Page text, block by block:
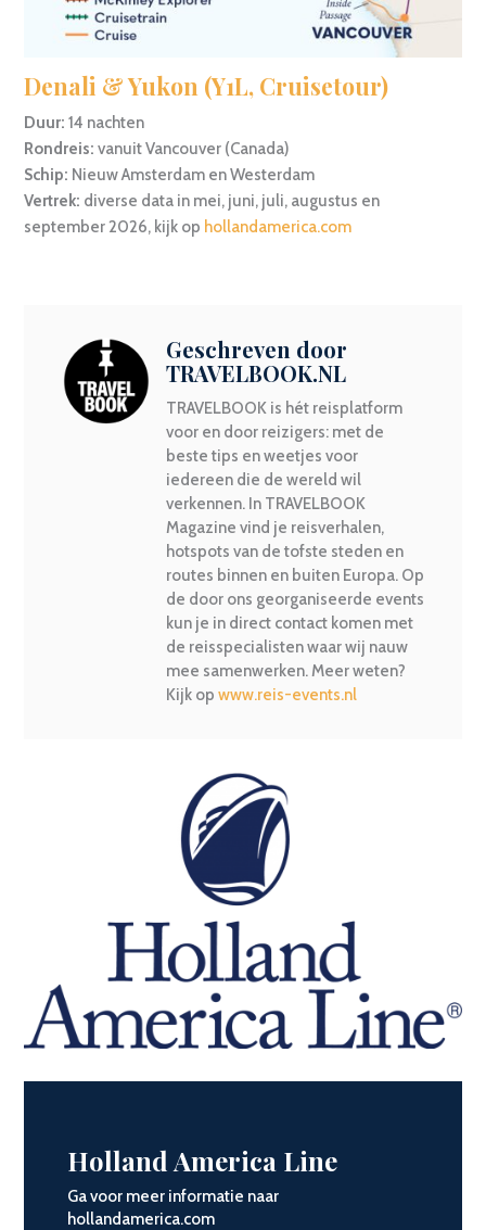
Denali & Yukon (Y1L, Cruisetour)
Duur: 14 nachten
Rondreis: vanuit Vancouver (Canada)
Schip: Nieuw Amsterdam en Westerdam
Vertrek: diverse data in mei, juni, juli, augustus en
september 2026, kijk op hollandamerica.com
Geschreven door
TRAVELBOOK.NL
TRAVELBOOK is hét reisplatform
voor en door reizigers: met de
beste tips en weetjes voor
iedereen die de wereld wil
verkennen. In TRAVELBOOK
Magazine vind je reisverhalen,
hotspots van de tofste steden en
routes binnen en buiten Europa. Op
de door ons georganiseerde events
kun je in direct contact komen met
de reisspecialisten waar wij nauw
mee samenwerken. Meer weten?
Kijk op www.reis-events.nl
Holland America Line
Ga voor meer informatie naar
hollandamerica.com